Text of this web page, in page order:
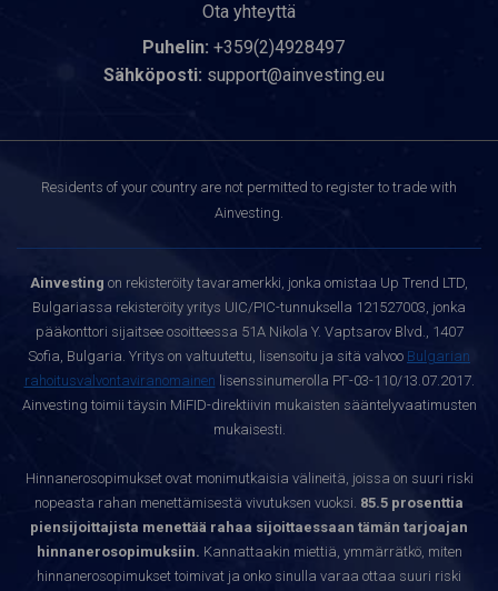
Ota yhteyttä
Puhelin: +359(2)4928497
Sähköposti: support@ainvesting.eu
Residents of your country are not permitted to register to trade with
Ainvesting.
Ainvesting on rekisteröity tavaramerkki, jonka omistaa Up Trend LTD,
Bulgariassa rekisteröity yritys UIC/PIC-tunnuksella 121527003, jonka
pääkonttori sijaitsee osoitteessa 51A Nikola Y. Vaptsarov Blvd., 1407
Sofia, Bulgaria. Yritys on valtuutettu, lisensoitu ja sitä valvoo Bulgarian
rahoitusvalvontaviranomainen lisenssinumerolla РГ-03-110/13.07.2017.
Ainvesting toimii täysin MiFID-direktiivin mukaisten sääntelyvaatimusten
mukaisesti.
Hinnanerosopimukset ovat monimutkaisia välineitä, joissa on suuri riski
nopeasta rahan menettämisestä vivutuksen vuoksi. 85.5 prosenttia
piensijoittajista menettää rahaa sijoittaessaan tämän tarjoajan
hinnanerosopimuksiin. Kannattaakin miettiä, ymmärrätkö, miten
hinnanerosopimukset toimivat ja onko sinulla varaa ottaa suuri riski